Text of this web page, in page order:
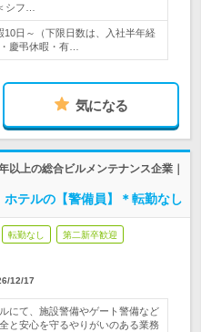
シフ…
日～（下限日数は、入社半年経
慶弔休暇・有…
気になる
上の総合ビルメンテナンス企業｜
ホテルの【警備員】＊転勤なし
転勤なし 第二新卒歓迎
12/17
にて、施設警備やゲート警備など
と安心を守るやりがいのある業務